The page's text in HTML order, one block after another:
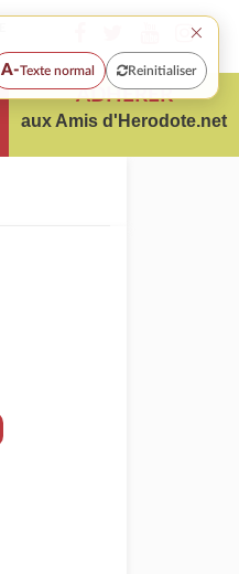
×
A-Texte normal Reinitialiser
ADHÉRER
aux Amis d'Herodote.net